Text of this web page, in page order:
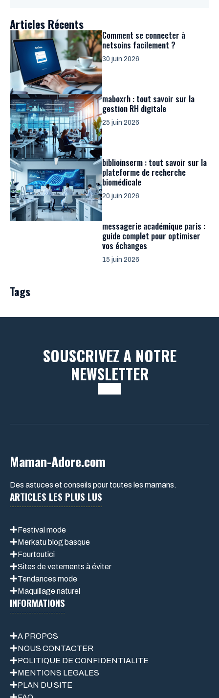
Articles Récents
Comment se connecter à
netsoins facilement ?
30 juin 2026
maboxrh : tout savoir sur la
gestion RH digitale
25 juin 2026
biblioinserm : tout savoir sur la
plateforme de recherche
biomédicale
20 juin 2026
messagerie académique paris :
guide complet pour optimiser
vos échanges
15 juin 2026
Tags
SOUSCRIVEZ A NOTRE
NEWSLETTER
Maman-Adore.com
Des astuces et conseils pour toutes les mamans.
ARTICLES LES PLUS LUS
Festival mode
Merkatu blog basque
Fourtoutici
Sites de vetements à éviter
Tendances mode
Maquillage naturel
INFORMATIONS
A PROPOS
NOUS CONTACTER
POLITIQUE DE CONFIDENTIALITE
MENTIONS LEGALES
PLAN DU SITE